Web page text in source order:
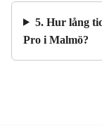
5. Hur lång
Pro i Malmö?